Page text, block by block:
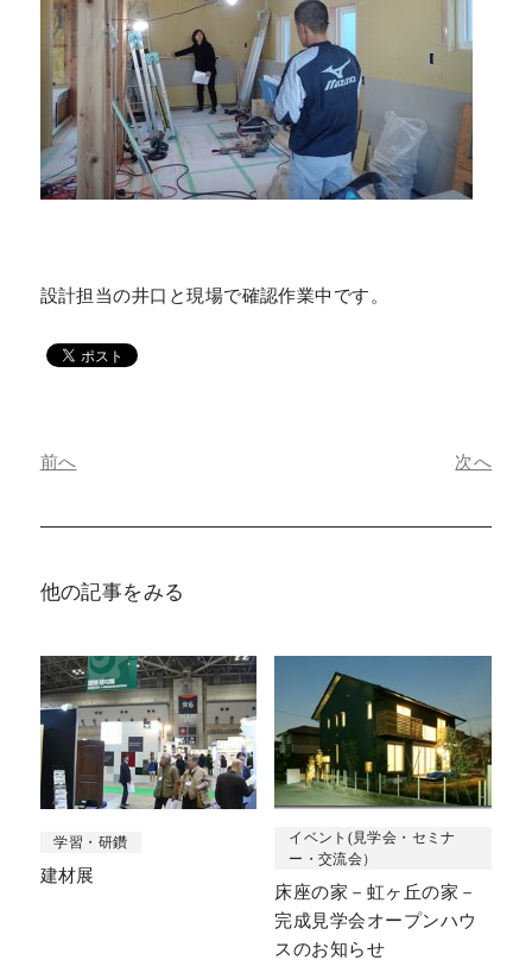
設計担当の井口と現場で確認作業中です。
前へ 次へ
他の記事をみる
学習・研鑽
建材展
イベント(見学会・セミナ
ー・交流会）
床座の家－虹ヶ丘の家－
完成見学会オープンハウ
スのお知らせ